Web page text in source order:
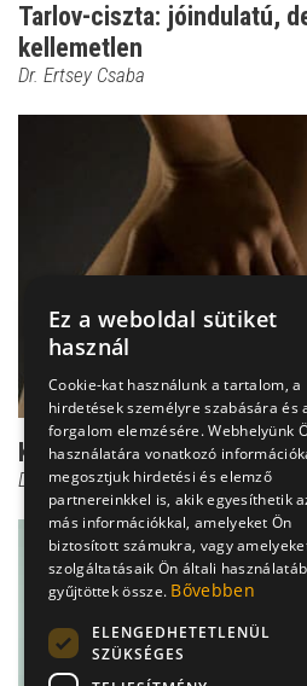
Tarlov-ciszta: jóindulatú,
kellemetlen
Dr. Ertsey Csaba
Kínok ülés közben: A
Dr. Gulyás Károly
Ez a weboldal sütiket
használ
Cookie-kat használunk a tartalom, a
hirdetések személyre szabására és
forgalom elemzésére. Webhelyünk
használatára vonatkozó
megosztjuk hirdetési és elemző
partnereinkkel is, akik egyesíthetik
más információkkal, amelyeket Ön
biztosított számukra, vagy
szolgáltatásaik Ön általi
gyűjtöttek össze. Bővebben
ELENGEDHETETLENÜL
SZÜKSÉGES